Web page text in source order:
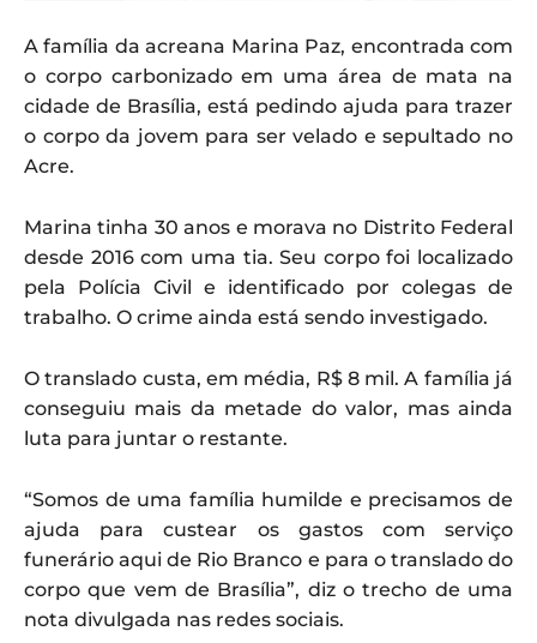
A família da acreana Marina Paz, encontrada com
o corpo carbonizado em uma área de mata na
cidade de Brasília, está pedindo ajuda para trazer
o corpo da jovem para ser velado e sepultado no
Acre.
Marina tinha 30 anos e morava no Distrito Federal
desde 2016 com uma tia. Seu corpo foi localizado
pela Polícia Civil e identificado por colegas de
trabalho. O crime ainda está sendo investigado.
O translado custa, em média, R$ 8 mil. A família já
conseguiu mais da metade do valor, mas ainda
luta para juntar o restante.
“Somos de uma família humilde e precisamos de
ajuda para custear os gastos com serviço
funerário aqui de Rio Branco e para o translado do
corpo que vem de Brasília”, diz o trecho de uma
nota divulgada nas redes sociais.